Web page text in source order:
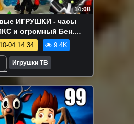
14:08
ИГРУШКИ - часы
и огромный Бен.
10 - Бен Тен. Видео
для детей.
04 14:34 9.4K
Игрушки ТВ